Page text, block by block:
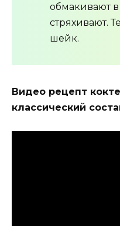
обмакивают
стряхивают.
шейк.
Видео рецепт
классический